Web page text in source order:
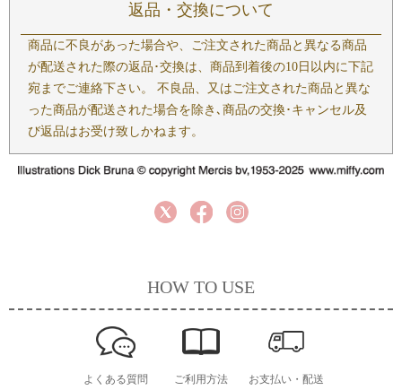
返品・交換について
商品に不良があった場合や、ご注文された商品と異なる商品
が配送された際の返品･交換は、商品到着後の10日以内に下記
宛までご連絡下さい。 不良品、又はご注文された商品と異な
った商品が配送された場合を除き､商品の交換･キャンセル及
び返品はお受け致しかねます。
HOW TO USE
よくある質問 ご利用方法 お支払い・配送